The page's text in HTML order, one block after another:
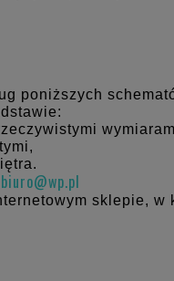
poniższych
sklepie, w